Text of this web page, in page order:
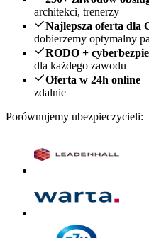
architekci, trenerzy
Najlepsza oferta dla
dobierzemy optymalny
RODO +
dla każdego zawodu
Oferta w 24h online
zdalnie
Porównujemy ubezpieczycieli: